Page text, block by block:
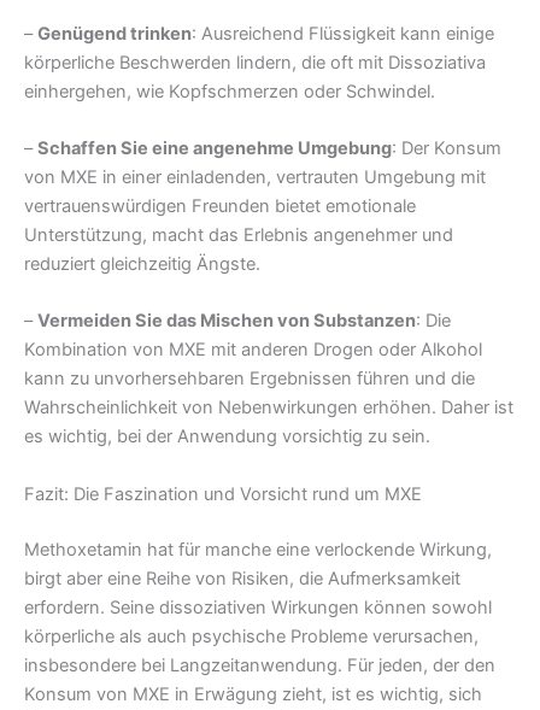
–Genügend trinken: Ausreichend Flüssigkeit kann einige
körperliche Beschwerden lindern, die oft mit Dissoziativa
einhergehen, wie Kopfschmerzen oder Schwindel.
–Schaffen Sie eine angenehme Umgebung: Der Konsum
von MXE in einer einladenden, vertrauten Umgebung mit
vertrauenswürdigen Freunden bietet emotionale
Unterstützung, macht das Erlebnis angenehmer und
reduziert gleichzeitig Ängste.
–Vermeiden Sie das Mischen von Substanzen: Die
Kombination von MXE mit anderen Drogen oder Alkohol
kann zu unvorhersehbaren Ergebnissen führen und die
Wahrscheinlichkeit von Nebenwirkungen erhöhen. Daher ist
es wichtig, bei der Anwendung vorsichtig zu sein.
Fazit: Die Faszination und Vorsicht rund um MXE
Methoxetamin hat für manche eine verlockende Wirkung,
birgt aber eine Reihe von Risiken, die Aufmerksamkeit
erfordern. Seine dissoziativen Wirkungen können sowohl
körperliche als auch psychische Probleme verursachen,
insbesondere bei Langzeitanwendung. Für jeden, der den
Konsum von MXE in Erwägung zieht, ist es wichtig, sich